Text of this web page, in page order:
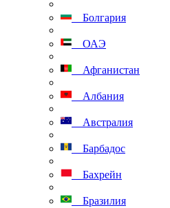
Болгария
ОАЭ
Афганистан
Албания
Австралия
Барбадос
Бахрейн
Бразилия